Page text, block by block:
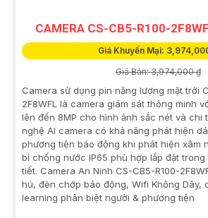
CAMERA CS-CB5-R100-
Giá Khuyến Mại:
Giá Bán: 3,974,000 ₫
Camera sử dụng pin năng lượng mặt trời
2F8WFL là camera giám sát thông minh
lên đến 8MP cho hình ảnh sắc nét và chi
nghệ AI camera có khả năng phát hiện
phương tiện báo động khi phát hiện xâm
bỉ chống nước IP65 phù hợp lắp đặt trong
tiết. Camera An Ninh CS-CB5-R100-
hú, đèn chớp báo động, Wifi Không Dây,
learning phân biệt người & phương tiện